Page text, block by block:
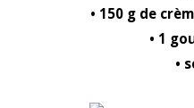
• 150 g de
• 1
•